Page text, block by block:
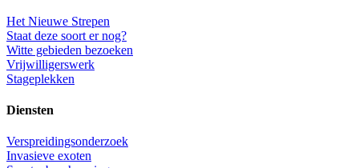
Het Nieuwe Strepen
Staat deze soort er nog?
Witte gebieden bezoeken
Vrijwilligerswerk
Stageplekken
Diensten
Verspreidingsonderzoek
Invasieve exoten